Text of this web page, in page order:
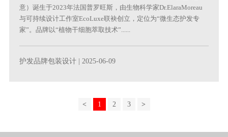
意）诞生于2023年法国普罗旺斯，由生物科学家Dr.ElaraMoreau
与可持续设计工作室EcoLuxe联袂创立，定位为“微生态护发专
家”。品牌以“植物干细胞萃取技术”......
护发品牌包装设计 | 2025-06-09
< 1 2 3 >